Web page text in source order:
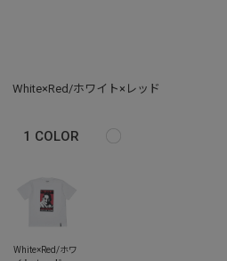
White×Red/ホワイト×レッド
1 COLOR